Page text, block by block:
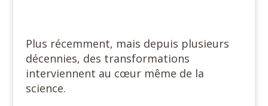
Plus récemment, mais depuis plusieurs
décennies, des transformations
interviennent au cœur même de la
science.